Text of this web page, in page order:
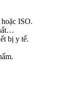
ISO.
bị y tế.